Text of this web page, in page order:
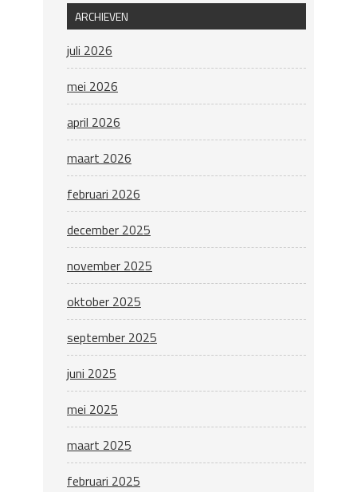
ARCHIEVEN
juli 2026
mei 2026
april 2026
maart 2026
februari 2026
december 2025
november 2025
oktober 2025
september 2025
juni 2025
mei 2025
maart 2025
februari 2025